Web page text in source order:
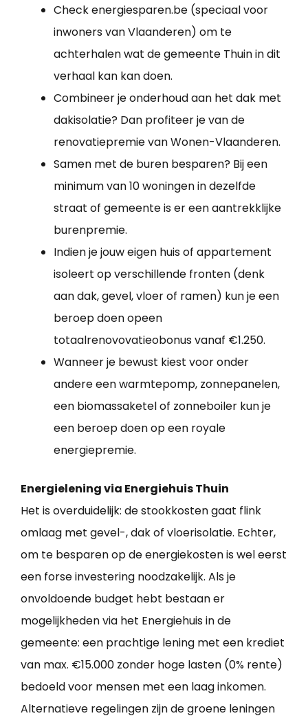
Check energiesparen.be (speciaal voor
inwoners van Vlaanderen) om te
achterhalen wat de gemeente Thuin in dit
verhaal kan kan doen.
Combineer je onderhoud aan het dak met
dakisolatie? Dan profiteer je van de
renovatiepremie van Wonen-Vlaanderen.
Samen met de buren besparen? Bij een
minimum van 10 woningen in dezelfde
straat of gemeente is er een aantrekklijke
burenpremie.
Indien je jouw eigen huis of appartement
isoleert op verschillende fronten (denk
aan dak, gevel, vloer of ramen) kun je een
beroep doen opeen
totaalrenovovatieobonus vanaf €1.250.
Wanneer je bewust kiest voor onder
andere een warmtepomp, zonnepanelen,
een biomassaketel of zonneboiler kun je
een beroep doen op een royale
energiepremie.
Energielening via Energiehuis Thuin
Het is overduidelijk: de stookkosten gaat flink
omlaag met gevel-, dak of vloerisolatie. Echter,
om te besparen op de energiekosten is wel eerst
een forse investering noodzakelijk. Als je
onvoldoende budget hebt bestaan er
mogelijkheden via het Energiehuis in de
gemeente: een prachtige lening met een krediet
van max. €15.000 zonder hoge lasten (0% rente)
bedoeld voor mensen met een laag inkomen.
Alternatieve regelingen zijn de groene leningen